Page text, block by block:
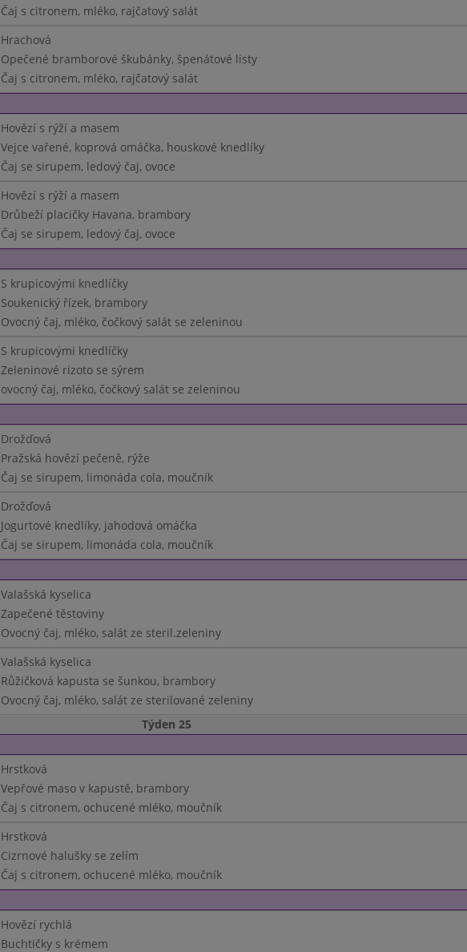
Čaj s citronem, mléko, rajčatový salát
Hrachová
Opečené bramborové škubánky, špenátové listy
Čaj s citronem, mléko, rajčatový salát
Hovězí s rýží a masem
Vejce vařené, koprová omáčka, houskové knedlíky
Čaj se sirupem, ledový čaj, ovoce
Hovězí s rýží a masem
Drůbeží placičky Havana, brambory
Čaj se sirupem, ledový čaj, ovoce
S krupicovými knedlíčky
Soukenický řízek, brambory
Ovocný čaj, mléko, čočkový salát se zeleninou
S krupicovými knedlíčky
Zeleninové rizoto se sýrem
ovocný čaj, mléko, čočkový salát se zeleninou
Drožďová
Pražská hovězí pečeně, rýže
Čaj se sirupem, limonáda cola, moučník
Drožďová
Jogurtové knedlíky, jahodová omáčka
Čaj se sirupem, limonáda cola, moučník
Valašská kyselica
Zapečené těstoviny
Ovocný čaj, mléko, salát ze steril.zeleniny
Valašská kyselica
Růžičková kapusta se šunkou, brambory
Ovocný čaj, mléko, salát ze sterilované zeleniny
Týden 25
Hrstková
Vepřové maso v kapustě, brambory
Čaj s citronem, ochucené mléko, moučník
Hrstková
Cizrnové halušky se zelím
Čaj s citronem, ochucené mléko, moučník
Hovězí rychlá
Buchtičky s krémem